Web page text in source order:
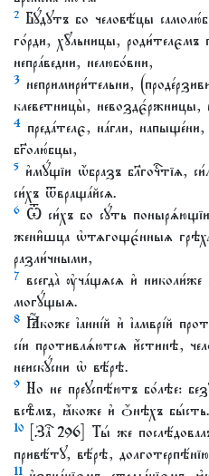
2 Бꙋ́дꙋтъ бо человѣ́цы
го́рди, хꙋ̑льницы, роди́телємъ
непра́ведни, нелюбо́вни,
3 непримири́тельни,
клеветницы̀, невоздє́ржницы,
4 преда́телє, на́гли,
бг҃олю́бцы,
5 и҆мꙋ́щїи ѡ҆́бразъ бл҃гочⷭ҇тїѧ,
си́хъ ѿвраща́йсѧ.
6 Ѿ си́хъ бо сꙋ́ть
жени̑шца ѡ҆тѧгощє́нныѧ
разли́чными,
7 всегда̀ ᲂу҆ча́щѧсѧ и҆
могꙋ́щыѧ.
8 Ꙗ҆́коже і҆анні́й и҆ і҆амврі́й
сі́и противлѧ́ютсѧ и҆́стинѣ,
неискꙋ́сни ѡ҆ вѣ́рѣ.
9 Но не преꙋспѣ́ютъ бо́лѣе:
всѣ̑мъ, ꙗ҆́коже и҆ ѻ҆́нѣхъ бы́сть.
10
[Заⷱ҇ 296] Ты́ же
привѣ́тꙋ, вѣ́рѣ,
11